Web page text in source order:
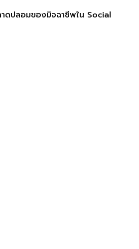
ดปลอมของมิจฉาชีพใน Social